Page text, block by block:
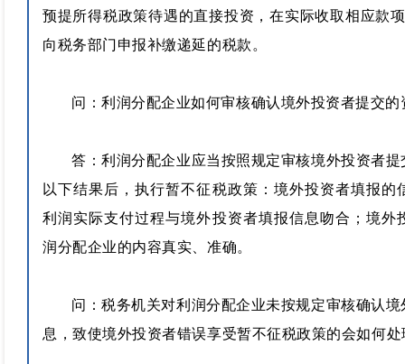
预提所得税政策待遇的直接投资，在实际收取相应款
向税务部门申报补缴递延的税款。
问：利润分配企业如何审核确认境外投资者提交
答：利润分配企业应当按照规定审核境外投资者
以下结果后，执行暂不征税政策：境外投资者填报的
利润实际支付过程与境外投资者填报信息吻合；境外
润分配企业的内容真实、准确。
问：税务机关对利润分配企业未按规定审核确认
息，致使境外投资者错误享受暂不征税政策的会如何